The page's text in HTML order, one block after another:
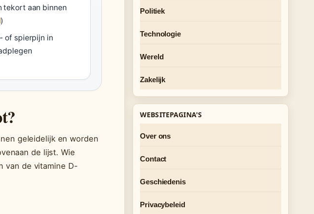
tekort aan binnen
)
of spierpijn in
geleidelijk en worden
de lijst. Wie
van de vitamine D-
Politiek
Technologie
Wereld
Zakelijk
WEBSITEPAGINA'S
Over ons
Contact
Geschiedenis
Privacybeleid